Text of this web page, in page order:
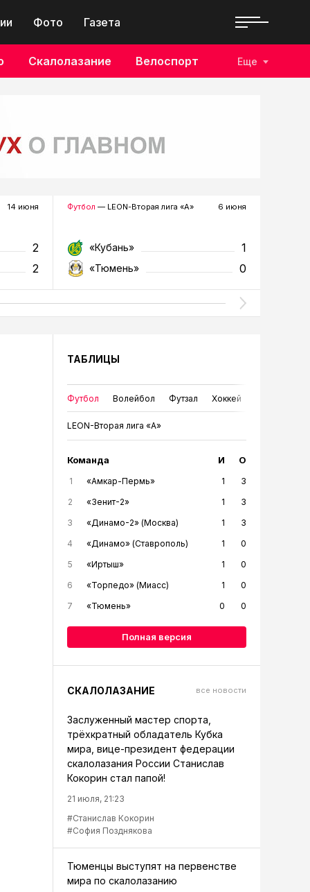
Фото Газета
Скалолазание Велоспорт Еще
14 июня
2
2
Футбол — LEON-Вторая лига «А» 6 июня
«Кубань» 1
«Тюмень» 0
ТАБЛИЦЫ
Футбол Волейбол Футзал Хоккей
LEON-Вторая лига «А»
Команда И О
1 «Амкар-Пермь» 1
3
2
«Зенит-2» 1
3
3
«Динамо-2» (Москва) 1
3
4
«Динамо» (Ставрополь) 1
0
5
«Иртыш» 1
0
6
«Торпедо» (Миасс) 1
0
7
«Тюмень» 0 0
Полная версия
СКАЛОЛАЗАНИЕ все новости
Заслуженный мастер спорта,
трёхкратный обладатель Кубка
мира, вице-президент федерации
скалолазания России Станислав
Кокорин стал папой!
21 июля, 21:23
#Станислав Кокорин
#София Позднякова
Тюменцы выступят на первенстве
мира по скалолазанию